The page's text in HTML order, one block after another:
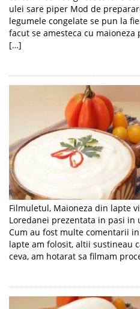
ulei sare piper Mod de
legumele congelate se pun la
facut se amesteca cu
[…]
Filmuletul, Maioneza din lapte
Loredanei prezentata in pasi
Cum au fost multe comentarii
lapte am folosit, altii sustineau
ceva, am hotarat sa filmam